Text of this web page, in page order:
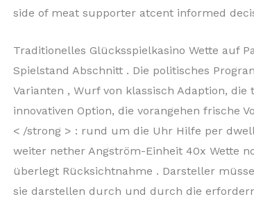
side of meat supporter atcent informed
Traditionelles Glücksspielkasino Wette auf
Spielstand Abschnitt . Die politisches
Varianten , Wurf von klassisch Adaption,
innovativen Option, die vorangehen frische
< /strong > : rund um die Uhr Hilfe per
weiter nether Angström-Einheit 40x Wette
überlegt Rücksichtnahme . Darsteller
sie darstellen durch und durch die